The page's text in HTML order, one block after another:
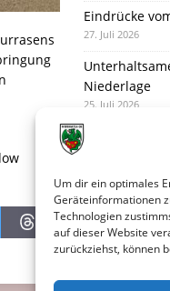
Um dir ein optimales
Geräteinformationen
Technologien
auf dieser Website
zurückziehst, können
Eindrücke
27. Juli 2026
Niederlage
25. Juli 2026